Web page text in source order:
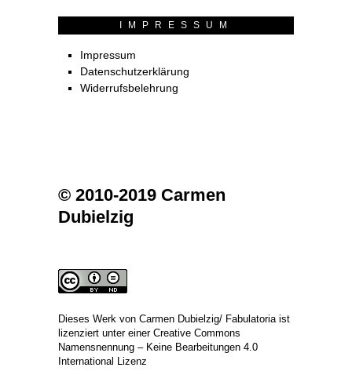
IMPRESSUM
Impressum
Datenschutzerklärung
Widerrufsbelehrung
© 2010-2019 Carmen
Dubielzig
Dieses Werk von Carmen Dubielzig/ Fabulatoriaist
lizenziert unter einer Creative Commons
Namensnennung – Keine Bearbeitungen 4.0
International Lizenz